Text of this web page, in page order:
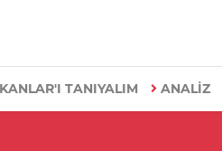
TANIYALIM ANALİZ